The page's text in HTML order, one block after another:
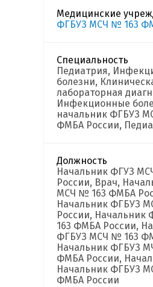
Медицинские
ФГБУЗ МСЧ № 163
Специальность
Педиатрия,
болезни,
лабораторная
Инфекционные
начальник ФГБУЗ
ФМБА России,
Должность
Начальник ФГУЗ
России, Врач,
МСЧ № 163 ФМБА
Начальник ФГБУЗ
России,
163 ФМБА России,
ФГБУЗ МСЧ № 163
Начальник ФГБУЗ
ФМБА России,
Начальник ФГБУЗ
ФМБА России